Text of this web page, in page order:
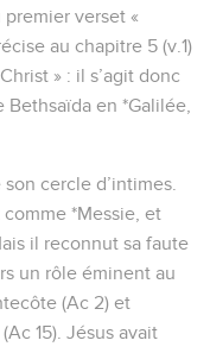
verset «
au chapitre 5 (v.1)
» : il s’agit donc
en *Galilée,
cercle d’intimes.
*Messie, et
il reconnut sa faute
un rôle éminent au
(Ac 2) et
15). Jésus avait